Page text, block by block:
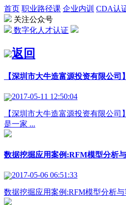
首页 职业路径课 企业内训 CDA认
关注公众号
数字化人才认证
返回
【深圳市大牛造富源投资有限公司
2017-05-11 12:50:04
【深圳市大牛造富源投资有限公
是一家 ...
数据挖掘应用案例:RFM模型分析
2017-05-06 06:51:33
数据挖掘应用案例:RFM模型分析